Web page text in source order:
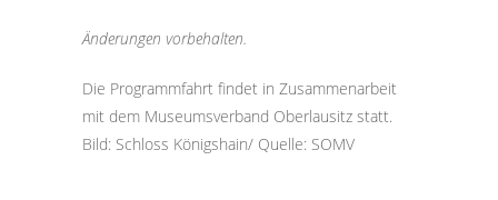
Änderungen vorbehalten.
Die Programmfahrt findet in Zusammenarbeit
mit dem Museumsverband Oberlausitz statt.
Bild: Schloss Königshain/ Quelle: SOMV